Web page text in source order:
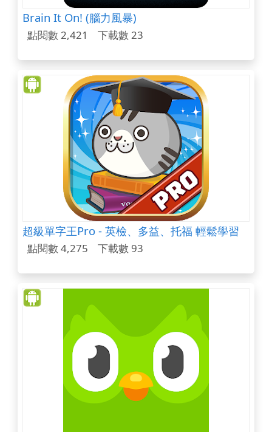
Brain It On! (腦力風暴)
點閱數 2,421 下載數 23
超級單字王Pro - 英檢、多益、托福 輕鬆學習
點閱數 4,275 下載數 93